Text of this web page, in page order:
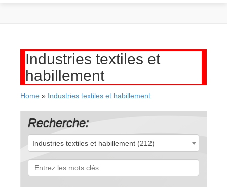
Industries textiles et
habillement
Home » Industries textiles et habillement
Recherche:
Industries textiles et habillement (212)